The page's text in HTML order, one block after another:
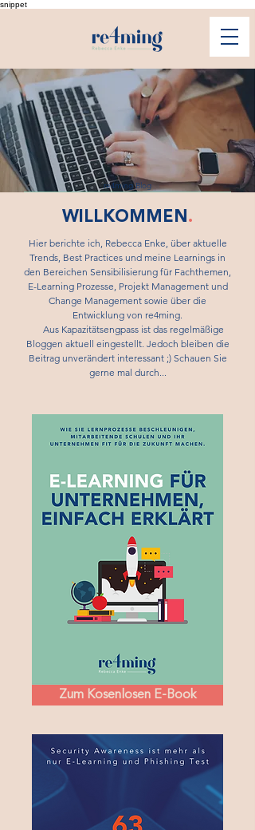
snippet
re4ming Blog
WILLKOMMEN.
Hier berichte ich, Rebecca Enke, über aktuelle
Trends, Best Practices und meine Learnings in
den Bereichen Sensibilisierung für Fachthemen,
E-Learning Prozesse, Projekt Management und
Change Management sowie über die
Entwicklung von re4ming.
Aus Kapazitätsengpass ist das regelmäßige
Bloggen aktuell eingestellt. Jedoch bleiben die
Beitrag unverändert interessant ;) Schauen Sie
gerne mal durch...
Zum Kosenlosen E-Book